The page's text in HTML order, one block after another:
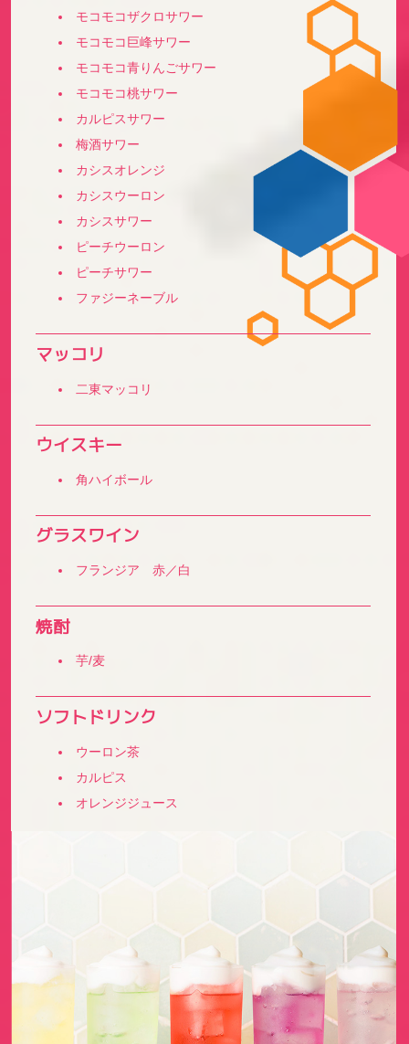
モコモコザクロサワー
モコモコ巨峰サワー
モコモコ青りんごサワー
モコモコ桃サワー
カルピスサワー
梅酒サワー
カシスオレンジ
カシスウーロン
カシスサワー
ピーチウーロン
ピーチサワー
ファジーネーブル
マッコリ
二東マッコリ
ウイスキー
角ハイボール
グラスワイン
フランジア 赤／白
焼酎
芋/麦
ソフトドリンク
ウーロン茶
カルピス
オレンジジュース